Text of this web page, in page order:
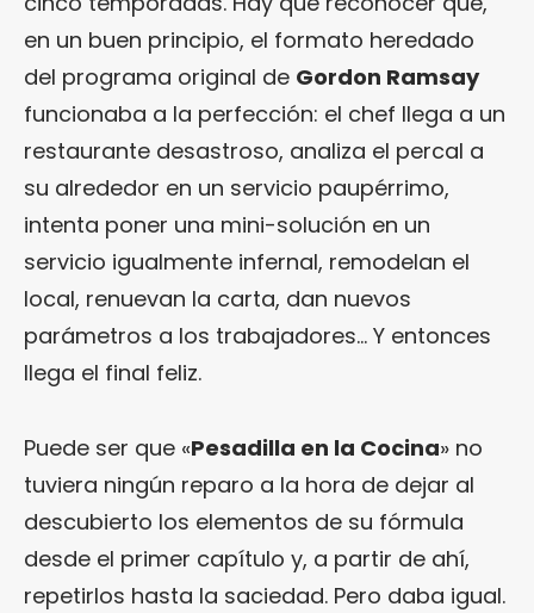
en un buen principio, el formato heredado
del programa original de Gordon Ramsay
funcionaba a la perfección: el chef llega a un
restaurante desastroso, analiza el percal a
su alrededor en un servicio paupérrimo,
intenta poner una mini-solución en un
servicio igualmente infernal, remodelan el
local, renuevan la carta, dan nuevos
parámetros a los trabajadores… Y entonces
llega el final feliz.
Puede ser que «Pesadilla en la Cocina» no
tuviera ningún reparo a la hora de dejar al
descubierto los elementos de su fórmula
desde el primer capítulo y, a partir de ahí,
repetirlos hasta la saciedad. Pero daba igual.